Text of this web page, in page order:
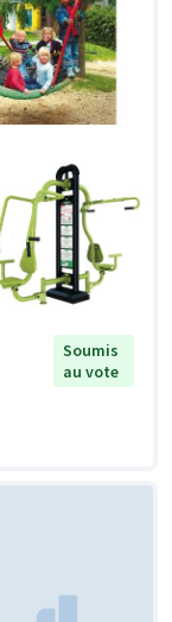
Soumis
au vote